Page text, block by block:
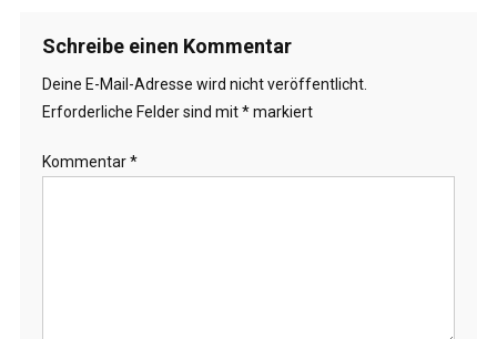
Schreibe einen Kommentar
Deine E-Mail-Adresse wird nicht veröffentlicht.
Erforderliche Felder sind mit*markiert
Kommentar*